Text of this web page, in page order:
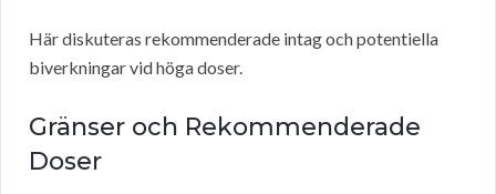
Här diskuteras rekommenderade intag och potentiella
biverkningar vid höga doser.
Gränser och Rekommenderade
Doser